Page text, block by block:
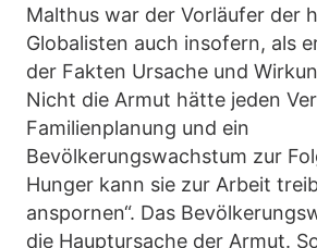
Malthus war der Vorläufer der
Globalisten auch insofern, als
der Fakten Ursache und
Nicht die Armut hätte jeden
Familienplanung und ein
Bevölkerungswachstum zur
Hunger kann sie zur Arbeit
anspornen“. Das
die Hauptursache der Armut.